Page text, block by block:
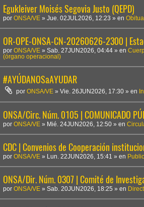
Egukleiver Moisés Segovia Justo (QEPD)
por ONSA/VE » Jue. 02JUL2026, 12:23 » en
OR-OPE-ONSA-CN-20260626-2300 |
por ONSA/VE » Sab. 27JUN2026, 04:44 » en
(órgano operacional)
#AYÚDANOSaAYUDAR
porONSA/VE »Vie. 26JUN2026, 17:30 » en
ONSA/Circ. Núm. 0105 | COMUNICADO
por ONSA/VE » Mié. 24JUN2026, 12:50 » en
CDC | Convenios de Cooperación
por ONSA/VE » Lun. 22JUN2026, 15:41 » en
ONSA/Dir. Núm. 0307 | Comité de
por ONSA/VE » Sab. 20JUN2026, 18:25 » en